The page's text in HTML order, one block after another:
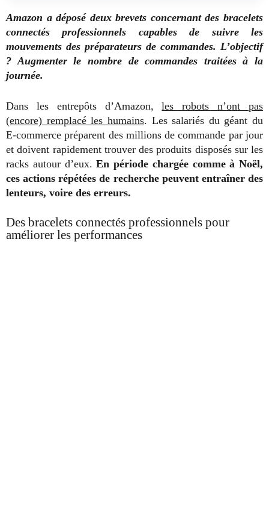
Amazon a déposé deux brevets concernant des bracelets
connectés professionnels capables de suivre les
mouvements des préparateurs de commandes. L’objectif
? Augmenter le nombre de commandes traitées à la
journée.
Dans les entrepôts d’Amazon,les robots n’ont pas
(encore) remplacé les humains. Les salariés du géant du
E-commerce préparent des millions de commande par jour
et doivent rapidement trouver des produits disposés sur les
racks autour d’eux.En période chargée comme à Noël,
ces actions répétées de recherche peuvent entraîner des
lenteurs, voire des erreurs.
Des bracelets connectés professionnels pour
améliorer les performances